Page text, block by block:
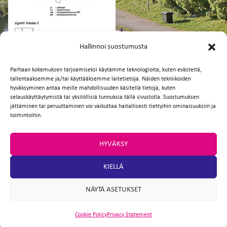
Hallinnoi suostumusta
Parhaan kokemuksen tarjoamiseksi käytämme teknologioita, kuten evästeitä,
tallentaaksemme ja/tai käyttääksemme laitetietoja. Näiden tekniikoiden
hyväksyminen antaa meille mahdollisuuden käsitellä tietoja, kuten
selauskäyttäytymistä tai yksilöllisiä tunnuksia tällä sivustolla. Suostumuksen
jättäminen tai peruuttaminen voi vaikuttaa haitallisesti tiettyihin ominaisuuksiin ja
toimintoihin.
HYVÄKSY
KIELLÄ
NÄYTÄ ASETUKSET
Cookie PolicyPrivacy Statement
Facebook
TwitterEmailWhatsApp